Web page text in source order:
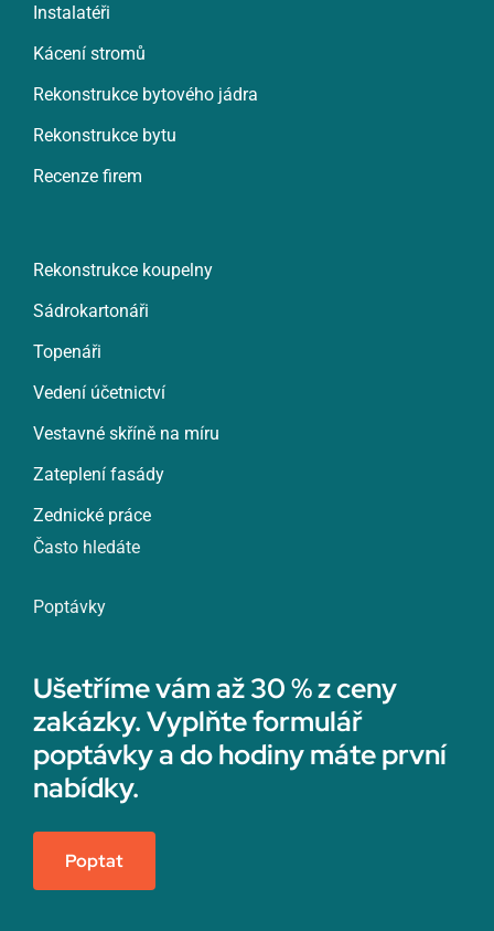
Instalatéři
Kácení stromů
Rekonstrukce bytového jádra
Rekonstrukce bytu
Recenze firem
Rekonstrukce koupelny
Sádrokartonáři
Topenáři
Vedení účetnictví
Vestavné skříně na míru
Zateplení fasády
Zednické práce
Často hledáte
Poptávky
Ušetříme vám až 30 % z ceny
zakázky. Vyplňte formulář
poptávky a do hodiny máte první
nabídky.
Poptat